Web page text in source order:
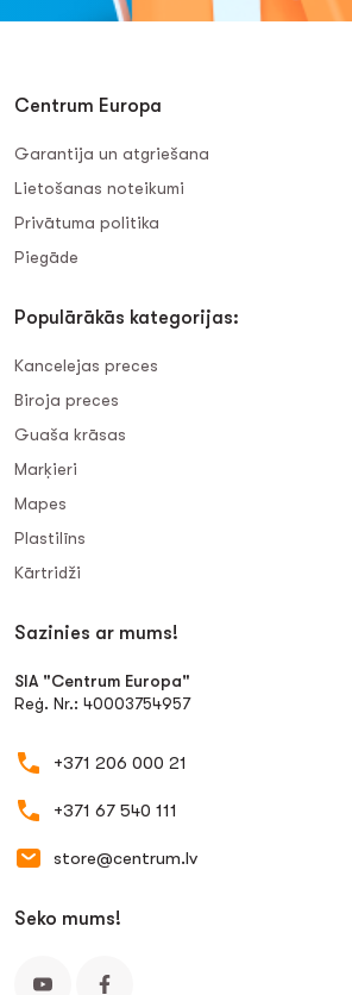
Centrum Europa
Garantija un atgriešana
Lietošanas noteikumi
Privātuma politika
Piegāde
Populārākās kategorijas:
Kancelejas preces
Biroja preces
Guaša krāsas
Marķieri
Mapes
Plastilīns
Kārtridži
Sazinies ar mums!
SIA "Centrum Europa"
Reģ. Nr.: 40003754957
+371 206 000 21
+371 67 540 111
store@centrum.lv
Seko mums!